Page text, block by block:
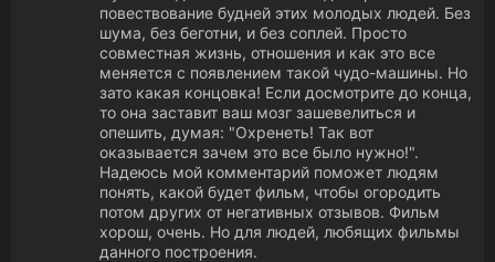
повествование будней этих молодых людей. Без
шума, без беготни, и без соплей. Просто
совместная жизнь, отношения и как это все
меняется с появлением такой чудо-машины. Но
зато какая концовка! Если досмотрите до конца,
то она заставит ваш мозг зашевелиться и
опешить, думая: "Охренеть! Так вот
оказывается зачем это все было нужно!".
Надеюсь мой комментарий поможет людям
понять, какой будет фильм, чтобы огородить
потом других от негативных отзывов. Фильм
хорош, очень. Но для людей, любящих фильмы
данного построения.